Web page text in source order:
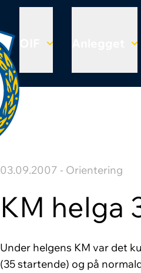
03.09.2007 - Orientering
KM helga
Under helgens KM var det
(35 startende) og på